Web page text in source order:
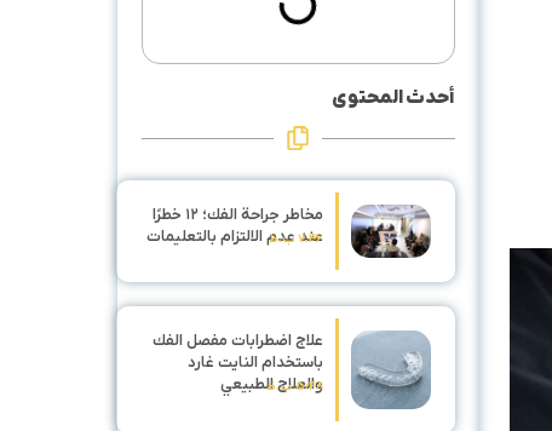
أحدث المحتوى
مخاطر جراحة الفك؛ ۱۲ خطرًا
عند عدم الالتزام بالتعليمات
۷:۴۶ ب.ظ
علاج اضطرابات مفصل الفك
باستخدام النايت غارد
والعلاج الطبيعي
۵:۴۸ ب.ظ